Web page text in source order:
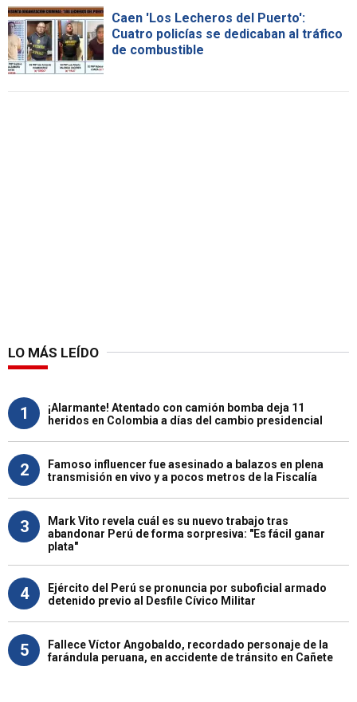
Caen 'Los Lecheros del Puerto':
Cuatro policías se dedicaban al tráfico
de combustible
LO MÁS LEÍDO
1
¡Alarmante! Atentado con camión bomba deja 11
heridos en Colombia a días del cambio presidencial
2
Famoso influencer fue asesinado a balazos en plena
transmisión en vivo y a pocos metros de la Fiscalía
3
Mark Vito revela cuál es su nuevo trabajo tras
abandonar Perú de forma sorpresiva: "Es fácil ganar
plata"
4
Ejército del Perú se pronuncia por suboficial armado
detenido previo al Desfile Cívico Militar
5
Fallece Víctor Angobaldo, recordado personaje de la
farándula peruana, en accidente de tránsito en Cañete